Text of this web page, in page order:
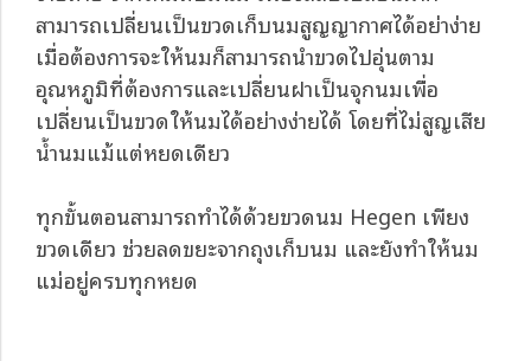
สามารถเปลี่ยนเป็นขวดเก็บนมสูญญากาศได้อย่าง่าย
เมื่อต้องการจะให้นมก็สามารถนำขวดไปอุ่นตาม
อุณหภูมิที่ต้องการและเปลี่ยนฝาเป็นจุกนมเพื่อ
เปลี่ยนเป็นขวดให้นมได้อย่างง่ายได้ โดยที่ไม่สูญเสีย
น้ำนมแม้แต่หยดเดียว
ทุกขั้นตอนสามารถทำได้ด้วยขวดนม Hegen เพียง
ขวดเดียว ช่วยลดขยะจากถุงเก็บนม และยังทำให้นม
แม่อยู่ครบทุกหยด